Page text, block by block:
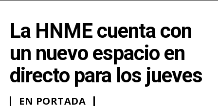
La HNME cuenta con
un nuevo espacio en
directo para los jueves
EN PORTADA